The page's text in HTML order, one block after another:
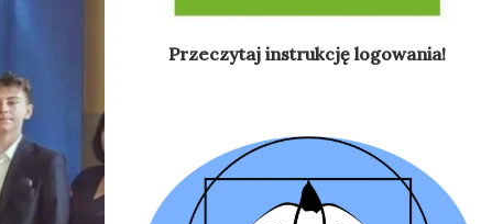
Przeczytaj instrukcję logowania!